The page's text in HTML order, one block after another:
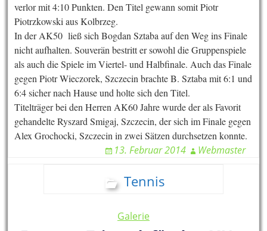
verlor mit 4:10 Punkten. Den Titel gewann somit Piotr
Piotrzkowski aus Kolbrzeg.
In der AK50 ließ sich Bogdan Sztaba auf den Weg ins Finale
nicht aufhalten. Souverän bestritt er sowohl die Gruppenspiele
als auch die Spiele im Viertel- und Halbfinale. Auch das Finale
gegen Piotr Wieczorek, Szczecin brachte B. Sztaba mit 6:1 und
6:4 sicher nach Hause und holte sich den Titel.
Titelträger bei den Herren AK60 Jahre wurde der als Favorit
gehandelte Ryszard Smigaj, Szczecin, der sich im Finale gegen
Alex Grochocki, Szczecin in zwei Sätzen durchsetzen konnte.
13. Februar 2014 Webmaster
Tennis
Galerie